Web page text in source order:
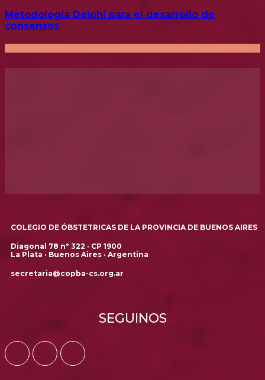
Metodología Delphi para el desarrollo de
consensos
COLEGIO DE ÓBSTETRICAS DE LA PROVINCIA DE BUENOS AIRES
Diagonal 78 nº 322 · CP 1900
La Plata · Buenos Aires · Argentina
secretaria@copba-cs.org.ar
SEGUINOS